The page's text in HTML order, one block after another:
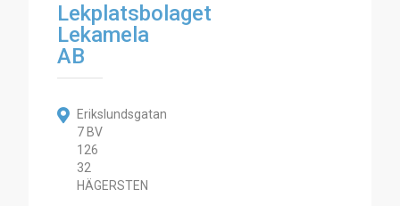
Lekplatsbolaget
Lekamela
AB
Erikslundsgatan
7 BV
126
32
HÄGERSTEN